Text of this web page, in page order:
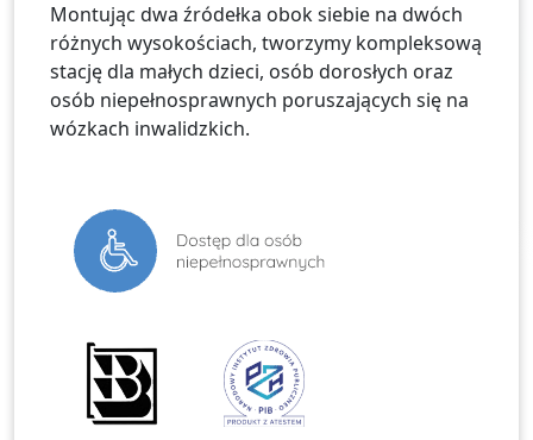
Montując dwa źródełka obok siebie na dwóch
różnych wysokościach, tworzymy kompleksową
stację dla małych dzieci, osób dorosłych oraz
osób niepełnosprawnych poruszających się na
wózkach inwalidzkich.